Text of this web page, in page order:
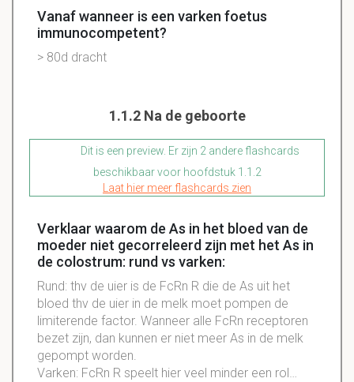
Vanaf wanneer is een varken foetus
immunocompetent?
> 80d dracht
1.1.2 Na de geboorte
Dit is een preview. Er zijn 2 andere flashcards
beschikbaar voor hoofdstuk 1.1.2
Laat hier meer flashcards zien
Verklaar waarom de As in het bloed van de
moeder niet gecorreleerd zijn met het As in
de colostrum: rund vs varken:
Rund: thv de uier is de FcRn R die de As uit het
bloed thv de uier in de melk moet pompen de
limiterende factor. Wanneer alle FcRn receptoren
bezet zijn, dan kunnen er niet meer As in de melk
gepompt worden.
Varken: FcRn R speelt hier veel minder een rol…